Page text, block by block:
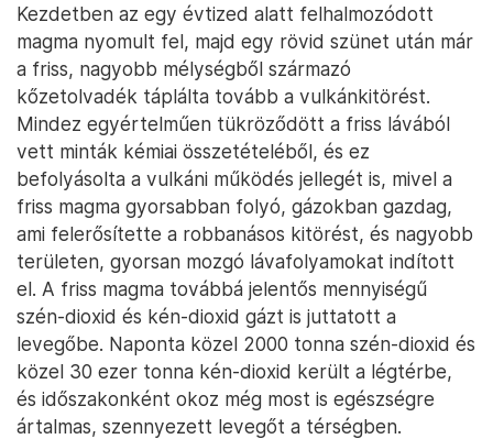
Kezdetben az egy évtized alatt felhalmozódott
magma nyomult fel, majd egy rövid szünet után már
a friss, nagyobb mélységből származó
kőzetolvadék táplálta tovább a vulkánkitörést.
Mindez egyértelműen tükröződött a friss lávából
vett minták kémiai összetételéből, és ez
befolyásolta a vulkáni működés jellegét is, mivel a
friss magma gyorsabban folyó, gázokban gazdag,
ami felerősítette a robbanásos kitörést, és nagyobb
területen, gyorsan mozgó lávafolyamokat indított
el. A friss magma továbbá jelentős mennyiségű
szén-dioxid és kén-dioxid gázt is juttatott a
levegőbe. Naponta közel 2000 tonna szén-dioxid és
közel 30 ezer tonna kén-dioxid került a légtérbe,
és időszakonként okoz még most is egészségre
ártalmas, szennyezett levegőt a térségben.